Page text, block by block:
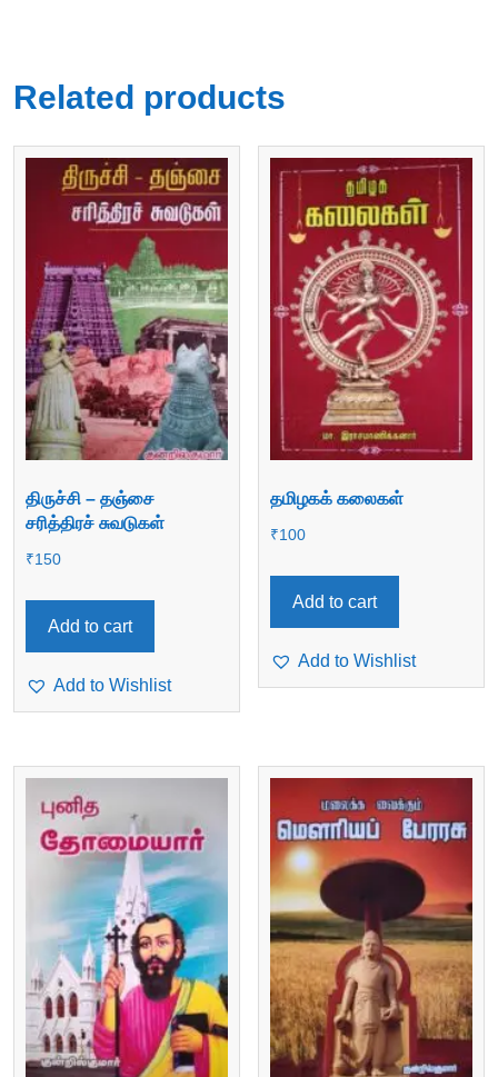
Related products
திருச்சி – தஞ்சை
சரித்திரச் சுவடுகள்
₹150
Add to cart
Add to Wishlist
தமிழகக் கலைகள்
₹100
Add to cart
Add to Wishlist